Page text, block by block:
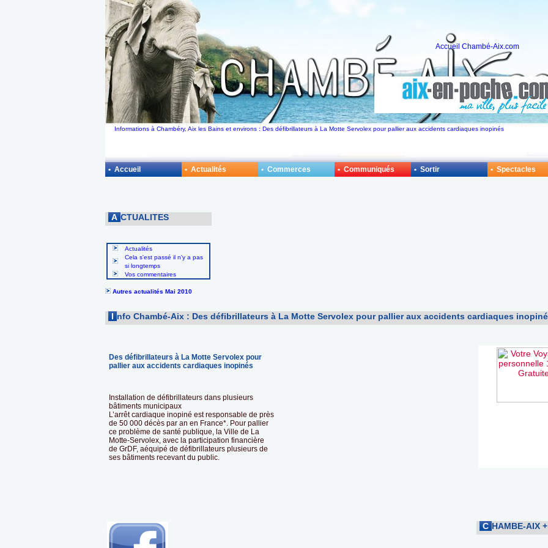
Informations à Chambéry, Aix les Bains et environs : Des défibrillateurs à La Motte Servolex pour pallier aux accidents cardiaques inopinés
Accueil Chambé-Aix.com
A CTUALITES
Actualités
Cela s'est passé il n'y a pas
si longtemps
Vos commentaires
Autres actualités Mai 2010
I nfo Chambé-Aix : Des défibrillateurs à La Motte Servolex pour pallier aux accidents cardiaques
Des défibrillateurs à La Motte Servolex pour
pallier aux accidents cardiaques inopinés
Installation de défibrillateurs dans plusieurs
bâtiments municipaux
L’arrêt cardiaque inopiné est responsable de près
de 50 000 décès par an en France*. Pour pallier
ce problème de santé publique, la Ville de La
Motte-Servolex, avec la participation financière
de GrDF, aéquipé de défibrillateurs plusieurs de
ses bâtiments recevant du public.
C HAMBE-AIX +
• Accueil • Actualités • Commerces • Communiqués • Sortir • Spectacles